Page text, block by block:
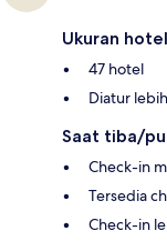
Ukuran hotel
47 hotel
Diatur
Saat tiba/
Check-in
Tersedia
Check-in